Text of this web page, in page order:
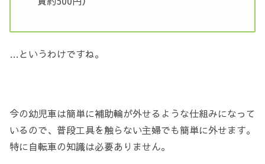
…というわけですね。
今の幼児車は簡単に補助輪が外せるような仕組みになって
いるので、普段工具を触らない主婦でも簡単に外せます。
特に自転車の知識は必要ありません。